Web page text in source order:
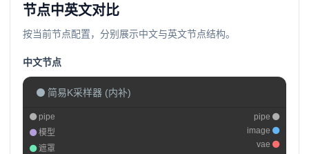
节点中英文对比
按当前节点配置，分别展示中文与英文节点结构。
中文节点
简易K采样器 (内补)
pipe
模型
遮罩
pipe
image
vae